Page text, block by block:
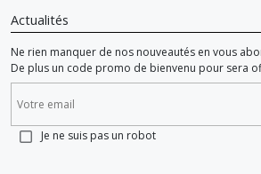
Actualités
Ne rien manquer de nos nouveautés en vous
De plus un code promo de bienvenu pour sera
Je ne suis pas un robot